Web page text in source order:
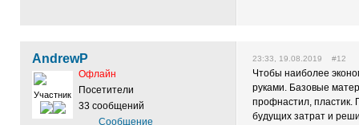
AndrewP
Участник
Офлайн
Посетители
33 сообщений
Сообщение
23:33, 19.08.2019 #12
Чтобы наиболее
руками. Базовые
профнастил, пластик.
будущих затрат и